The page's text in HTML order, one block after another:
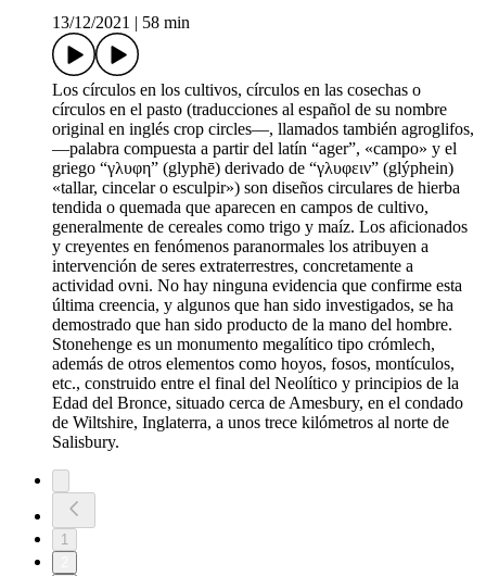
13/12/2021
58 min
Los círculos en los cultivos, círculos en las cosechas o
círculos en el pasto (traducciones al español de su nombre
original en inglés crop circles—, llamados también agroglifos,
—palabra compuesta a partir del latín “ager”, «campo» y el
griego “γλυφη” (glyphē) derivado de “γλυφειν” (glýphein)
«tallar, cincelar o esculpir») son diseños circulares de hierba
tendida o quemada que aparecen en campos de cultivo,
generalmente de cereales como trigo y maíz. Los aficionados
y creyentes en fenómenos paranormales los atribuyen a
intervención de seres extraterrestres, concretamente a
actividad ovni. No hay ninguna evidencia que confirme esta
última creencia, y algunos que han sido investigados, se ha
demostrado que han sido producto de la mano del hombre.
Stonehenge es un monumento megalítico tipo crómlech,
además de otros elementos como hoyos, fosos, montículos,
etc., construido entre el final del Neolítico y principios de la
Edad del Bronce, situado cerca de Amesbury, en el condado
de Wiltshire, Inglaterra, a unos trece kilómetros al norte de
Salisbury.
1